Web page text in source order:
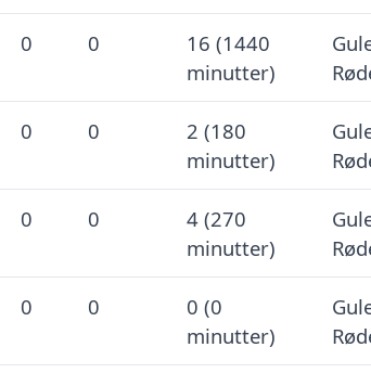
0 0
16 (1440
minutter)
0 0
2 (180
minutter)
0 0
4 (270
minutter)
0 0
0 (0
minutter)